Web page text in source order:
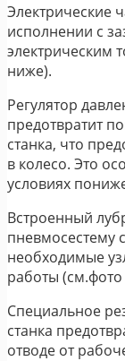
Электрические
исполнении с
электрическим
ниже).
Регулятор
предотвратит
станка, что
в колесо. Это
условиях
Встроенный
пневмосестему
необходимые
работы
Специальное
станка
отводе от